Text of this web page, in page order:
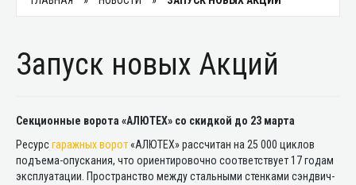
Запуск новых Акций
Секционные ворота «АЛЮТЕХ» со скидкой до 23 марта
Ресурсгаражных ворот«АЛЮТЕХ» рассчитан на 25 000 циклов
подъема-опускания, что ориентировочно соответствует 17 годам
эксплуатации. Пространство между стальными стенками сэндвич-